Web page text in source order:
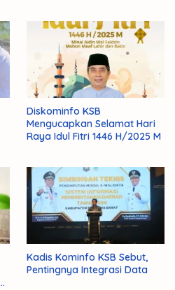
Diskominfo KSB
Mengucapkan Selamat Hari
Raya Idul Fitri 1446 H/2025 M
Kadis Kominfo KSB Sebut,
Pentingnya Integrasi Data